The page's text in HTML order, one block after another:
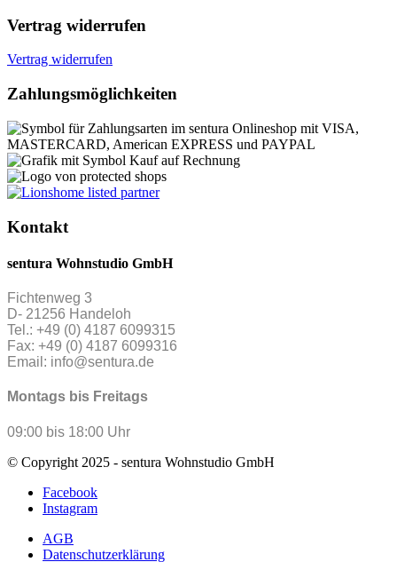
Vertrag widerrufen
Vertrag widerrufen
Zahlungsmöglichkeiten
Kontakt
sentura Wohnstudio GmbH
Fichtenweg 3
D- 21256 Handeloh
Tel.: +49 (0) 4187 6099315
Fax: +49 (0) 4187 6099316
Email: info@sentura.de
Montags bis Freitags
09:00 bis 18:00 Uhr
© Copyright 2025 - sentura Wohnstudio GmbH
Facebook
Instagram
AGB
Datenschutzerklärung